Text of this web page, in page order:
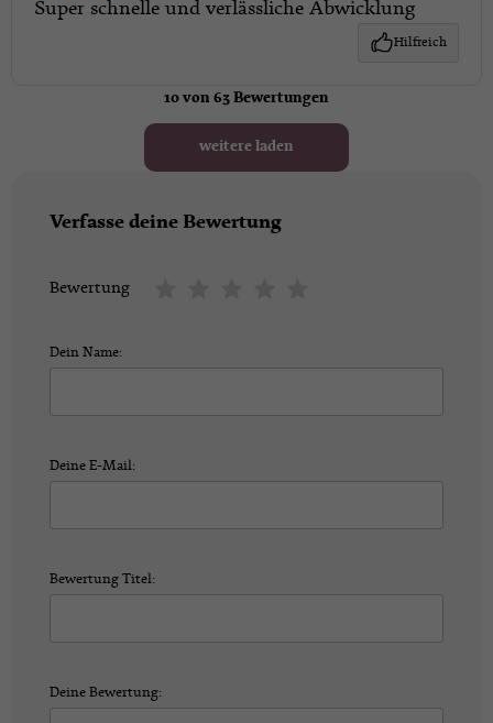
Super schnelle und verlässliche Abwicklung
Hilfreich
10 von 63 Bewertungen
weitere laden
Verfasse deine Bewertung
Bewertung
Dein Name:
Deine E-Mail:
Bewertung Titel:
Deine Bewertung: